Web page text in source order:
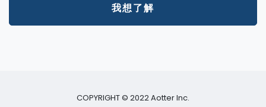
我想了解
COPYRIGHT © 2022 Aotter Inc.